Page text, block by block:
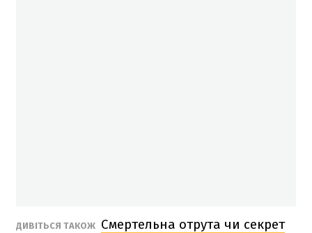
ДИВІТЬСЯ ТАКОЖ Смертельна отрута чи секрет